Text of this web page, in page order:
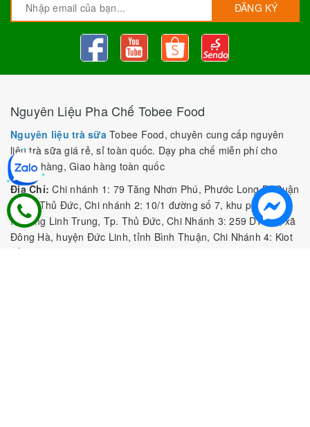
ĐĂNG KÝ
Nguyên Liệu Pha Chế Tobee Food
Nguyên liệu trà sữa Tobee Food, chuyên cung cấp nguyên
liệu trà sữa giá rẻ, sỉ toàn quốc. Dạy pha chế miễn phí cho
khách hàng, Giao hàng toàn quốc
Địa Chỉ: Chi nhánh 1: 79 Tăng Nhơn Phú, Phước Long B, Quận
9, TP. Thủ Đức, Chi nhánh 2: 10/1 đường số 7, khu phố 3,
Phường Linh Trung, Tp. Thủ Đức, Chi Nhánh 3: 259 DT766, xã
Đông Hà, huyện Đức Linh, tỉnh Bình Thuận, Chi Nhánh 4: Kiot
số 1 - Chợ Túy Loan - Đường Quảng Xương - Hòa Phong - Hòa